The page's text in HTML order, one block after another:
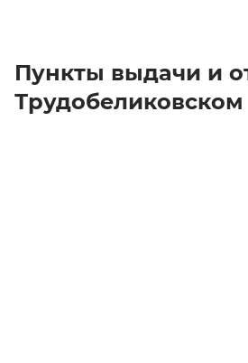
Пункты выдачи и
Трудобеликовском